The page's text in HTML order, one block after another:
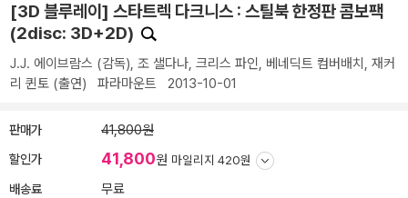
[3D 블루레이] 스타트렉 다크니스 : 스틸북 한정판 콤보팩
(2disc: 3D+2D)
J.J. 에이브람스 (감독), 조 샐다나, 크리스 파인, 베네딕트 컴버배치 , 재커
리 퀸토 (출연) 파라마운트 2013-10-01
판매가 41,800원
할인가 41,800원 마일리지 420원
배송료
무료